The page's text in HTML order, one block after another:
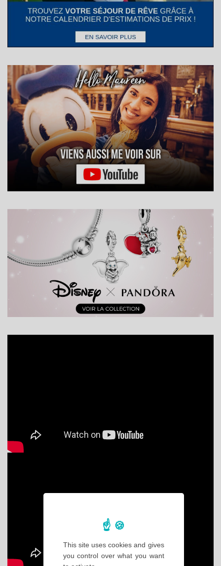
This site uses cookies and gives
you control over what you want